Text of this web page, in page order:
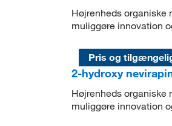
Højrenheds organiske
muliggøre innovation
Pris og
2-hydroxy
Højrenheds organiske
muliggøre innovation